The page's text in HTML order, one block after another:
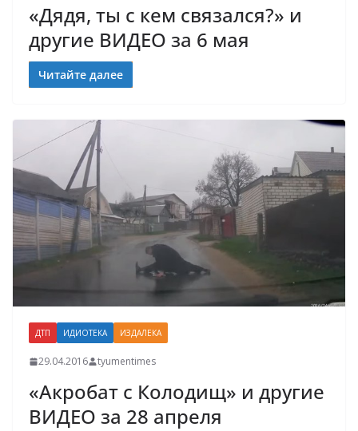
«Дядя, ты с кем связался?» и
другие ВИДЕО за 6 мая
Читайте далее
ДТП ИДИОТЕКА ИЗДАЛЕКА
29.04.2016 tyumentimes
«Акробат с Колодищ» и другие
ВИДЕО за 28 апреля